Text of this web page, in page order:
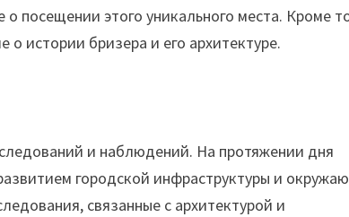
посещении этого уникального места. Кроме
истории бризера и его архитектуре.
и наблюдений. На протяжении дня
городской инфраструктуры и
связанные с архитектурой и